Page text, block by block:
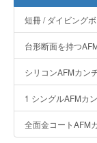
短冊 / ダイビング
台形断面を持つ
シリコンAFMカン
1 シングルAFMカ
全面金コートAFM